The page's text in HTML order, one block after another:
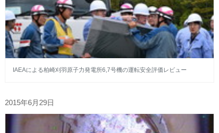
IAEAによる柏崎刈羽原子力発電所6,7号機の運転安全評価レビュー
2015年6月29日